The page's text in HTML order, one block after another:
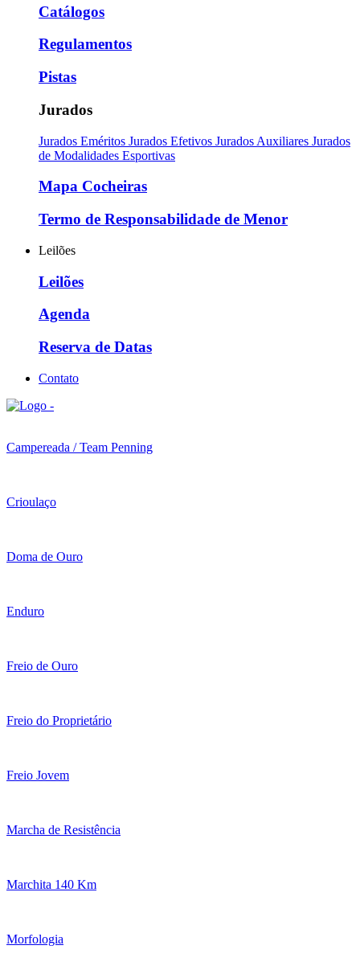
Catálogos
Regulamentos
Pistas
Jurados
Jurados Eméritos Jurados Efetivos Jurados Auxiliares Jurados
de Modalidades Esportivas
Mapa Cocheiras
Termo de Responsabilidade de Menor
Leilões
Leilões
Agenda
Reserva de Datas
Contato
Campereada / Team Penning
Crioulaço
Doma de Ouro
Enduro
Freio de Ouro
Freio do Proprietário
Freio Jovem
Marcha de Resistência
Marchita 140 Km
Morfologia